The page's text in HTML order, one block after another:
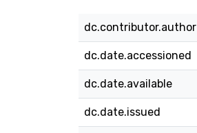
dc.contributor.author
dc.date.accessioned
dc.date.available
dc.date.issued